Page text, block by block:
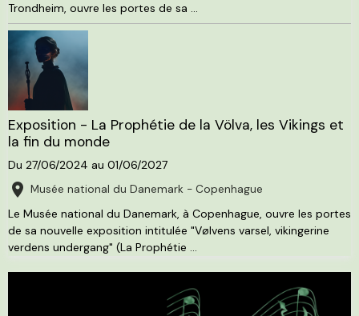
Trondheim, ouvre les portes de sa ...
Exposition - La Prophétie de la Völva, les Vikings et
la fin du monde
Du 27/06/2024 au 01/06/2027
Musée national du Danemark - Copenhague
Le Musée national du Danemark, à Copenhague, ouvre les portes
de sa nouvelle exposition intitulée "Vølvens varsel, vikingerine
verdens undergang" (La Prophétie ...